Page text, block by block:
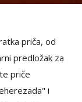
priča, od
predložak za
priče
i